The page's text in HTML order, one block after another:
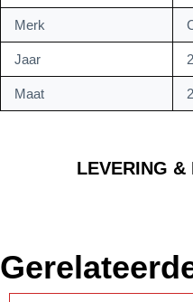
LEVERING &
Merk
Jaar
Maat